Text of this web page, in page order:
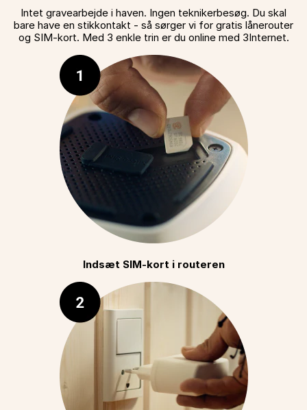
Intet gravearbejde i haven. Ingen teknikerbesøg. Du skal
bare have en stikkontakt - så sørger vi for gratis lånerouter
og SIM-kort. Med 3 enkle trin er du online med 3Internet.
Indsæt SIM-kort i routeren